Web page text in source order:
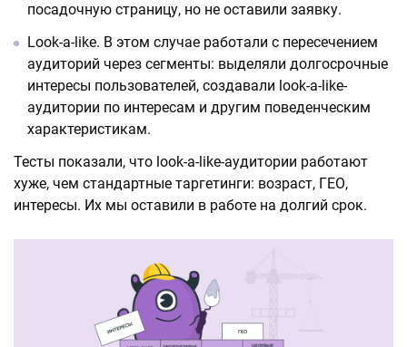
посадочную страницу, но не оставили заявку.
Look-a-like. В этом случае работали с пересечением
аудиторий через сегменты: выделяли долгосрочные
интересы пользователей, создавали look-a-like-
аудитории по интересам и другим поведенческим
характеристикам.
Тесты показали, что look-a-like-аудитории работают
хуже, чем стандартные таргетинги: возраст, ГЕО,
интересы. Их мы оставили в работе на долгий срок.